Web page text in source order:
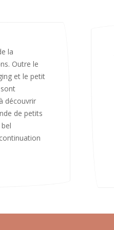
message
ne
chez
à vous.